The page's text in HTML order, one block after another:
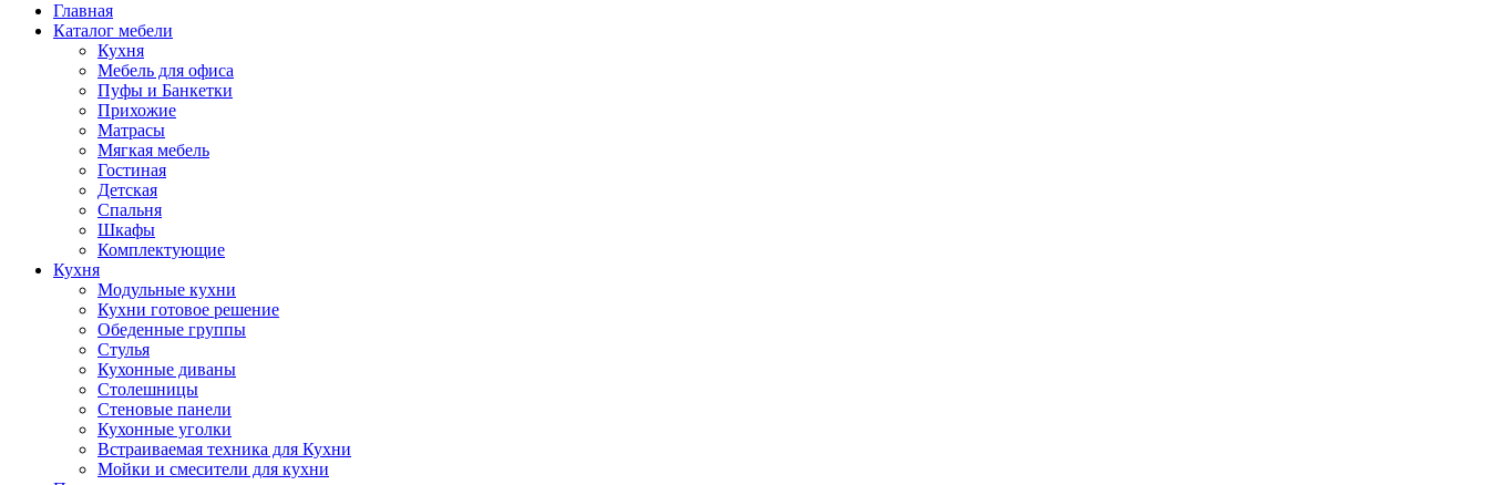
Главная
Каталог мебели
Кухня
Мебель для офиса
Пуфы и Банкетки
Прихожие
Матрасы
Мягкая мебель
Гостиная
Детская
Спальня
Шкафы
Комплектующие
Кухня
Модульные кухни
Кухни готовое решение
Обеденные группы
Стулья
Кухонные диваны
Столешницы
Стеновые панели
Кухонные уголки
Встраиваемая техника для Кухни
Мойки и смесители для кухни